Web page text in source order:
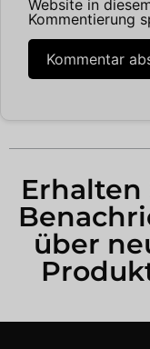
Website in
Kommentierung
Erhalten
über